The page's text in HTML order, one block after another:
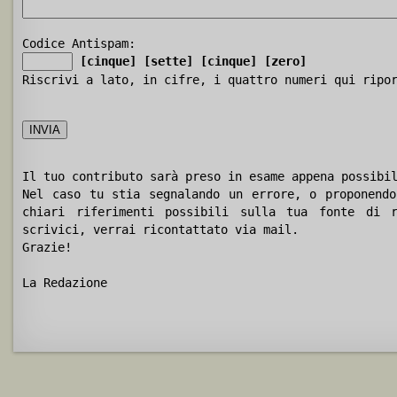
Codice Antispam:
[cinque]
[sette] [cinque]
[zero]
Riscrivi a lato, in cifre, i quattro numeri qui
Il tuo contributo sarà preso in esame appena
Nel caso tu stia segnalando un errore, o
chiari riferimenti possibili sulla tua fonte di
scrivici, verrai ricontattato via mail.
Grazie!
La Redazione